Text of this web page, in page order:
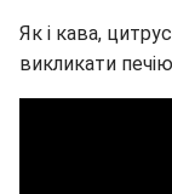
Як і кава,
викликати